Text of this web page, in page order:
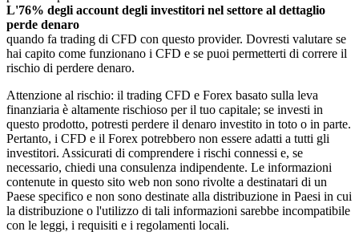
L'76% degli account degli investitori nel settore al dettaglio
perde denaro
quando fa trading di CFD con questo provider. Dovresti valutare se
hai capito come funzionano i CFD e se puoi permetterti di correre il
rischio di perdere denaro.
Attenzione al rischio: il trading CFD e Forex basato sulla leva
finanziaria è altamente rischioso per il tuo capitale; se investi in
questo prodotto, potresti perdere il denaro investito in toto o in parte.
Pertanto, i CFD e il Forex potrebbero non essere adatti a tutti gli
investitori. Assicurati di comprendere i rischi connessi e, se
necessario, chiedi una consulenza indipendente. Le informazioni
contenute in questo sito web non sono rivolte a destinatari di un
Paese specifico e non sono destinate alla distribuzione in Paesi in cui
la distribuzione o l'utilizzo di tali informazioni sarebbe incompatibile
con le leggi, i requisiti e i regolamenti locali.